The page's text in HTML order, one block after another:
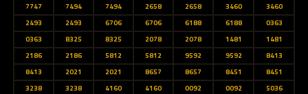
7747
7494 7494 2658 2658 3460
3460
2493
2493 6706 6706 6188 6188
0363
0363
8325 8325 2078 2078 1481
1481
2186
2186 5812 5812 9592 9592
8413
8413
2021 2021 8657 8657 8451
8451
3238
3238 4160 4160 0092 0092
5036